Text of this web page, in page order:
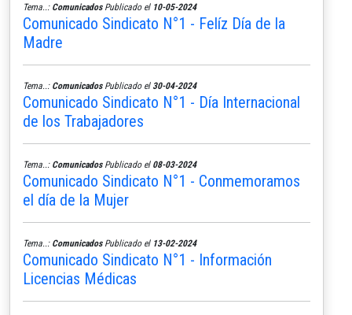
Tema..: ComunicadosPublicado el 10-05-2024
Comunicado Sindicato N°1 - Felíz Día de la
Madre
Tema..: ComunicadosPublicado el 30-04-2024
Comunicado Sindicato N°1 - Día Internacional
de los Trabajadores
Tema..: ComunicadosPublicado el 08-03-2024
Comunicado Sindicato N°1 - Conmemoramos
el día de la Mujer
Tema..: ComunicadosPublicado el 13-02-2024
Comunicado Sindicato N°1 - Información
Licencias Médicas